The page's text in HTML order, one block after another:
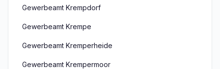
Gewerbeamt Krempdorf
Gewerbeamt Krempe
Gewerbeamt Kremperheide
Gewerbeamt Krempermoor